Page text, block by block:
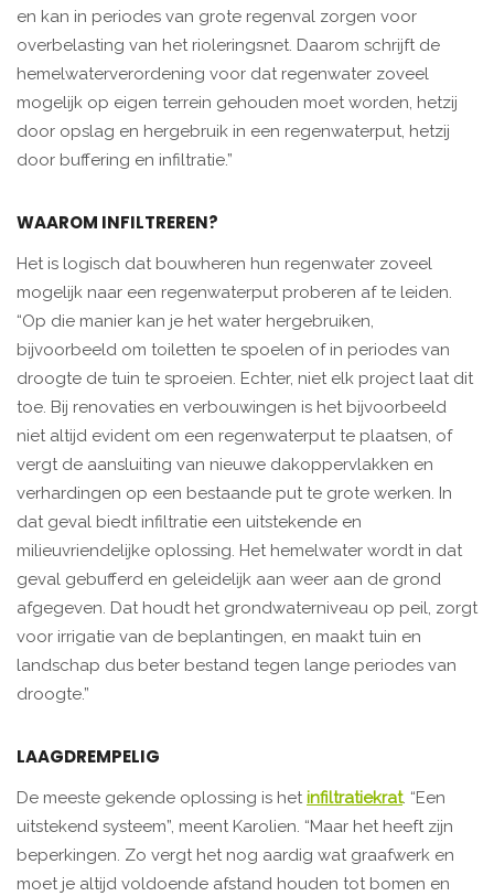
en kan in periodes van grote regenval zorgen voor
overbelasting van het rioleringsnet. Daarom schrijft de
hemelwaterverordening voor dat regenwater zoveel
mogelijk op eigen terrein gehouden moet worden, hetzij
door opslag en hergebruik in een regenwaterput, hetzij
door buffering en infiltratie.”
WAAROM INFILTREREN?
Het is logisch dat bouwheren hun regenwater zoveel
mogelijk naar een regenwaterput proberen af te leiden.
“Op die manier kan je het water hergebruiken,
bijvoorbeeld om toiletten te spoelen of in periodes van
droogte de tuin te sproeien. Echter, niet elk project laat dit
toe. Bij renovaties en verbouwingen is het bijvoorbeeld
niet altijd evident om een regenwaterput te plaatsen, of
vergt de aansluiting van nieuwe dakoppervlakken en
verhardingen op een bestaande put te grote werken. In
dat geval biedt infiltratie een uitstekende en
milieuvriendelijke oplossing. Het hemelwater wordt in dat
geval gebufferd en geleidelijk aan weer aan de grond
afgegeven. Dat houdt het grondwaterniveau op peil, zorgt
voor irrigatie van de beplantingen, en maakt tuin en
landschap dus beter bestand tegen lange periodes van
droogte.”
LAAGDREMPELIG
De meeste gekende oplossing is hetinfiltratiekrat. “Een
uitstekend systeem”, meent Karolien. “Maar het heeft zijn
beperkingen. Zo vergt het nog aardig wat graafwerk en
moet je altijd voldoende afstand houden tot bomen en